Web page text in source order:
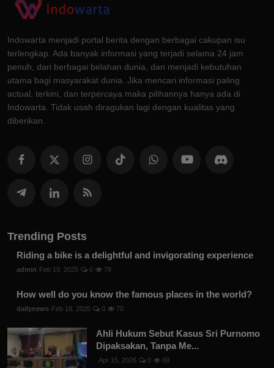
Indowarta menjadi portal berita dengan berbagai cakupan isu
terlengkap. Ada banyak informasi yang terjadi selama 24 jam
penuh, dari berbagai belahan dunia, dan menjadi kebutuhan
utama bagi masyarakat dunia. Jika mencari informasi paling
actual, terkini, dan terpercaya maka pilihannya hanya ada di
Indowarta. Tidak usah diragukan lagi dengan kualitas yang
diberikan.
Trending Posts
Riding a bike is a delightful and invigorating experience
admin Feb 19, 2025 0 78
How well do you know the famous places in the world?
dailynews Feb 18, 2025 0 70
Ahli Hukum Sebut Kasus Sri Purnomo
Dipaksakan, Tanpa Me...
Apr 15, 2026 0 69